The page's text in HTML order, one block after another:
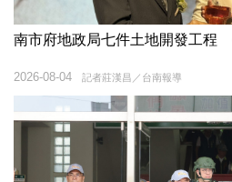
南市府地政局七件土地開發工程
記者莊漢昌／台南報導
2026-08-04